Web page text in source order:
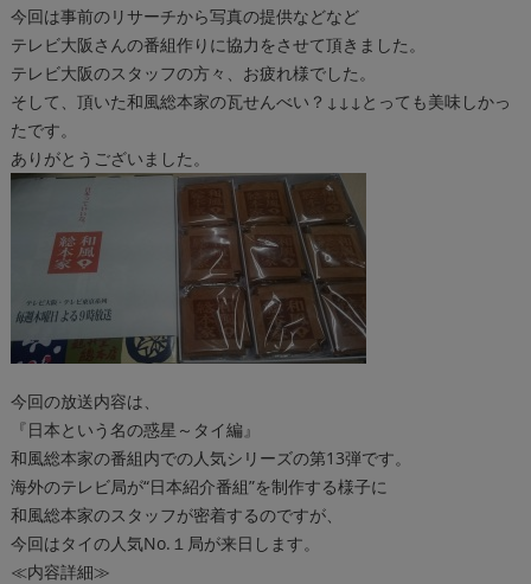
今回は事前のリサーチから写真の提供などなど
テレビ大阪さんの番組作りに協力をさせて頂きました。
テレビ大阪のスタッフの方々、お疲れ様でした。
そして、頂いた和風総本家の瓦せんべい？↓↓↓とっても美味しかっ
たです。
ありがとうございました。
今回の放送内容は、
『日本という名の惑星～タイ編』
和風総本家の番組内での人気シリーズの第13弾です。
海外のテレビ局が“日本紹介番組”を制作する様子に
和風総本家のスタッフが密着するのですが、
今回はタイの人気No.１局が来日します。
≪内容詳細≫